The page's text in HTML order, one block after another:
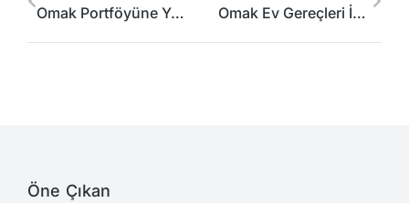
Omak Portföyüne Yeni Bir İş Ortağı Ve Satış Noktası Ekledi Omak Ev Gereçleri İhracat Yüklemelerinde Hız Kesmiyor
Öne Çıkan